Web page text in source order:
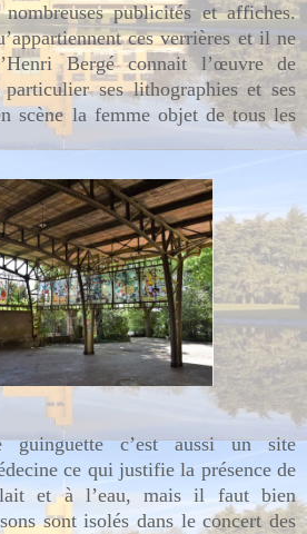
publicités et affiches.
ces verrières et il ne
Bergé connait l’œuvre de
particulier ses lithographies et ses
scène la femme objet de tous les
c’est aussi un site
ce qui justifie la présence de
et à l’eau, mais il faut bien
sont isolés dans le concert des